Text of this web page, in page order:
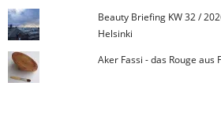
Beauty Briefing KW 32 /
Helsinki
Aker Fassi - das Rouge aus